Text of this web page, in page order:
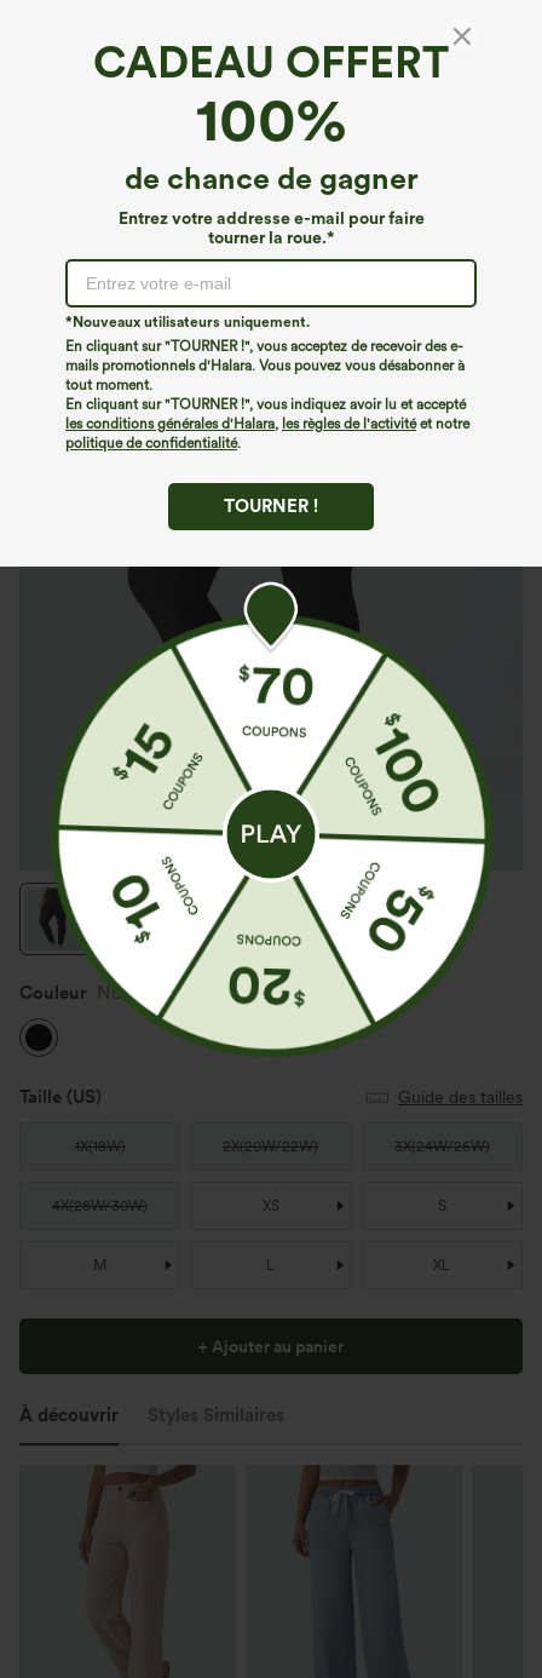
CADEAU OFFERT
100%
de chance de gagner
Entrez votre addresse e-mail pour faire
tourner la roue.*
*Nouveaux utilisateurs uniquement.
En cliquant sur "TOURNER !", vous acceptez de recevoir des e-
mails promotionnels d'Halara. Vous pouvez vous désabonner à
tout moment.
En cliquant sur "TOURNER !", vous indiquez avoir lu et accepté
les conditions générales d'Halara, les règles de l'activitéet notre
politique de confidentialité.
TOURNER !
Flux Patitoff™*
Patitoff™ Flow — Joggers unis, longueur
intégrale, grande taille, taille haute, résistants
€40,95 EUR
Couleur Noir
Taille (US) Guide des tailles
1X(18W) 2X(20W/22W) 3X(24W/26W)
4X(28W/30W) XS S
M L XL
+ Ajouter au panier
À découvrir Styles Similaires